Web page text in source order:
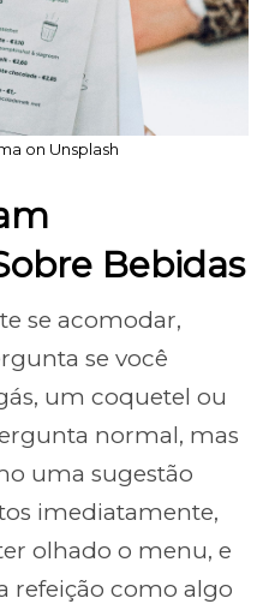
on Unsplash
Bebidas
se acomodar,
se você
um coquetel ou
normal, mas
uma sugestão
imediatamente,
olhado o menu, e
refeição como algo